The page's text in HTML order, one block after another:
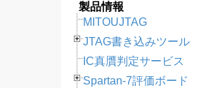
製品情報
MITOUJTAG
JTAG書き込みツール
IC真贋判定サービス
Spartan-7評価ボード